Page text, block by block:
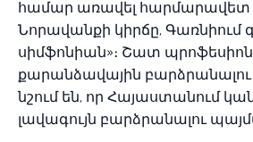
համար առավել հարմարավետ
Նորավանքի կիրճը, Գառնիում
սիմֆոնիան»։ Շատ
քարանձավային
նշում են, որ Հայաստանում
լավագույն բարձրանալու